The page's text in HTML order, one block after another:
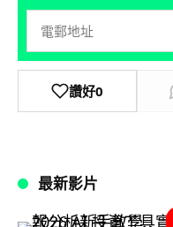
讚好0
最新影片